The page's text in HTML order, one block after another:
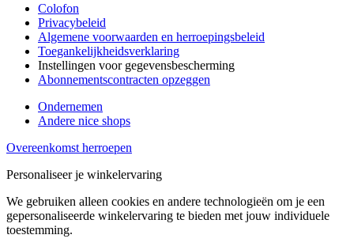
Colofon
Privacybeleid
Algemene voorwaarden en herroepingsbeleid
Toegankelijkheidsverklaring
Instellingen voor gegevensbescherming
Abonnementscontracten opzeggen
Ondernemen
Andere nice shops
Overeenkomst herroepen
Personaliseer je winkelervaring
We gebruiken alleen cookies en andere technologieën om je een
gepersonaliseerde winkelervaring te bieden met jouw individuele
toestemming.